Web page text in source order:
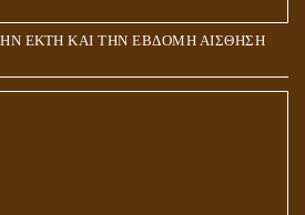
ΕΚΤΗ ΚΑΙ ΤΗΝ ΕΒΔΟΜΗ ΑΙΣΘΗΣΗ